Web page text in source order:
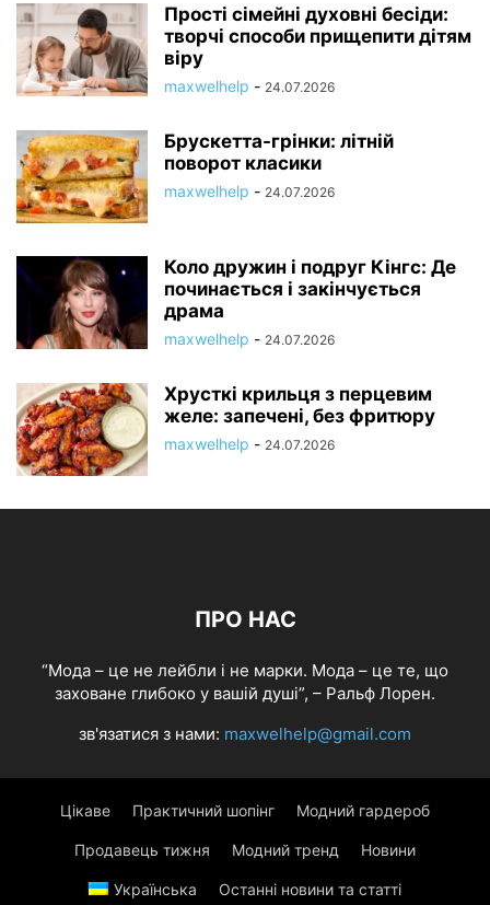
Прості сімейні духовні бесіди:
творчі способи прищепити дітям
віру
maxwelhelp - 24.07.2026
Брускетта-грінки: літній
поворот класики
maxwelhelp - 24.07.2026
Коло дружин і подруг Кінгс: Де
починається і закінчується
драма
maxwelhelp - 24.07.2026
Хрусткі крильця з перцевим
желе: запечені, без фритюру
maxwelhelp - 24.07.2026
ПРО НАС
“Мода – це не лейбли і не марки. Мода – це те, що
заховане глибоко у вашій душі”, – Ральф Лорен.
зв'язатися з нами: maxwelhelp@gmail.com
Цікаве Практичний шопінг Модний гардероб
Продавець тижня Модний тренд Новини
Українська Останні новини та статті